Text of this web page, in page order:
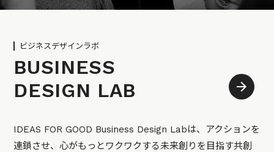
ビジネスデザインラボ
BUSINESS
DESIGN LAB
IDEAS FOR GOOD Business Design Labは、アクションを
連鎖させ、心がもっとワクワクする未来創りを目指す共創